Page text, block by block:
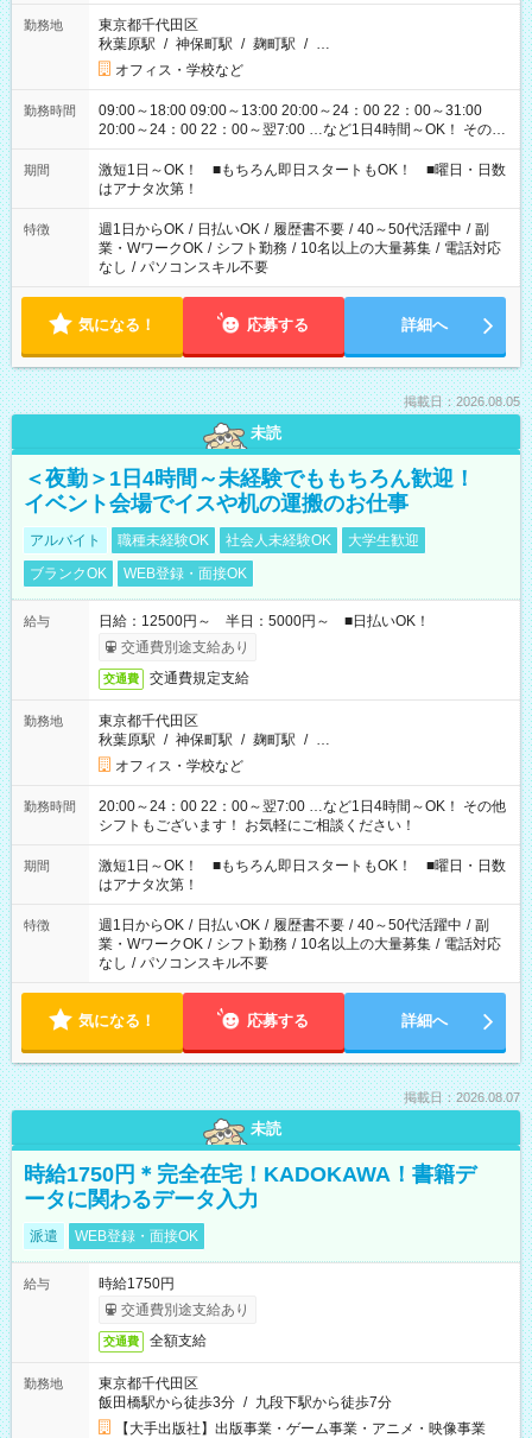
勤務地
東京都千代田区
秋葉原駅 / 神保町駅 / 麹町駅 / …
オフィス・学校など
勤務時間
09:00～18:00 09:00～13:00 20:00～24：00 22：00～31:00
20:00～24：00 22：00～翌7:00 …など1日4時間～OK！ その他
シフトもございます！ お気軽にご相談ください！
期間
激短1日～OK！ ■もちろん即日スタートもOK！ ■曜日・日数
はアナタ次第！
特徴 週1日からOK / 日払いOK / 履歴書不要 / 40～50代活躍中 / 副
業・WワークOK / シフト勤務 / 10名以上の大量募集 / 電話対応
なし / パソコンスキル不要
気になる！ 応募する 詳細へ
掲載日：2026.08.05
未読
＜夜勤＞1日4時間～未経験でももちろん歓迎！
イベント会場でイスや机の運搬のお仕事
アルバイト 職種未経験OK 社会人未経験OK
大学生歓迎
ブランクOK
WEB登録・面接OK
給与
日給：12500円～ 半日：5000円～ ■日払いOK！
交通費別途支給あり
交通費 交通費規定支給
勤務地
東京都千代田区
秋葉原駅 / 神保町駅 / 麹町駅 / …
オフィス・学校など
勤務時間
20:00～24：00 22：00～翌7:00 …など1日4時間～OK！ その他
シフトもございます！ お気軽にご相談ください！
期間
激短1日～OK！ ■もちろん即日スタートもOK！ ■曜日・日数
はアナタ次第！
特徴 週1日からOK / 日払いOK / 履歴書不要 / 40～50代活躍中 / 副
業・WワークOK / シフト勤務 / 10名以上の大量募集 / 電話対応
なし / パソコンスキル不要
気になる！ 応募する 詳細へ
掲載日：2026.08.07
未読
時給1750円＊完全在宅！KADOKAWA！書籍デ
ータに関わるデータ入力
派遣 WEB登録・面接OK
給与
時給1750円
交通費別途支給あり
交通費 全額支給
勤務地
東京都千代田区
飯田橋駅から徒歩3分 / 九段下駅から徒歩7分
【大手出版社】出版事業・ゲーム事業・アニメ・映像事業